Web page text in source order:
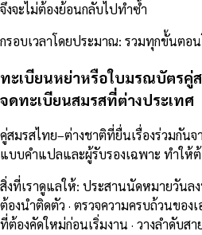
จึงจะไม่ต้องย้อนกลับไปทำซ้ำ
กรอบเวลาโดยประมาณ: รวมทุกขั้นตอ
ทะเบียนหย่าหรือใบมรณบัตรคู่ส
จดทะเบียนสมรสที่ต่างประเทศ
คู่สมรสไทย–ต่างชาติที่ยื่นเรื่องร่วมกันจ
แบบคำแปลและผู้รับรองเฉพาะ ทำให้
สิ่งที่เราดูแลให้: ประสานนัดหมายวันล
ต้องนำติดตัว · ตรวจความครบถ้วนของ
ที่ต้องคัดใหม่ก่อนเริ่มงาน · วางลำดับส